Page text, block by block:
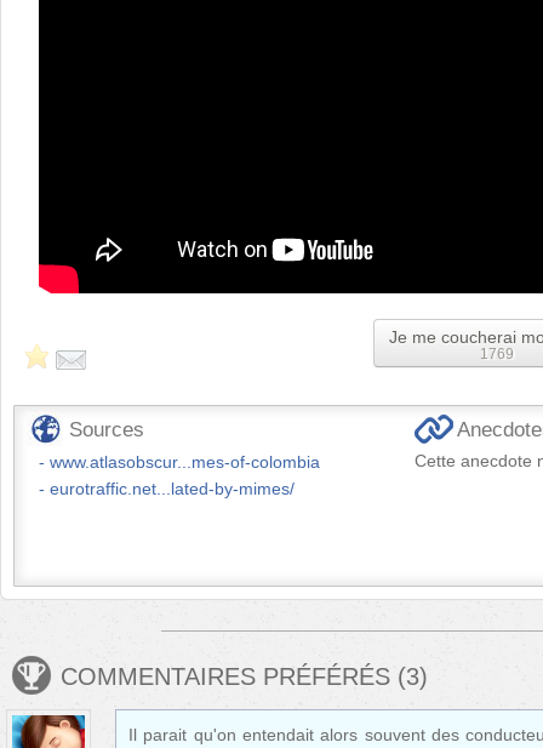
Je me coucherai
1769
Sources
www.atlasobscur...mes-of-colombia
eurotraffic.net...lated-by-mimes/
Cette anecdote
COMMENTAIRES PRÉFÉRÉS (3)
Il parait qu'on entendait alors souvent des